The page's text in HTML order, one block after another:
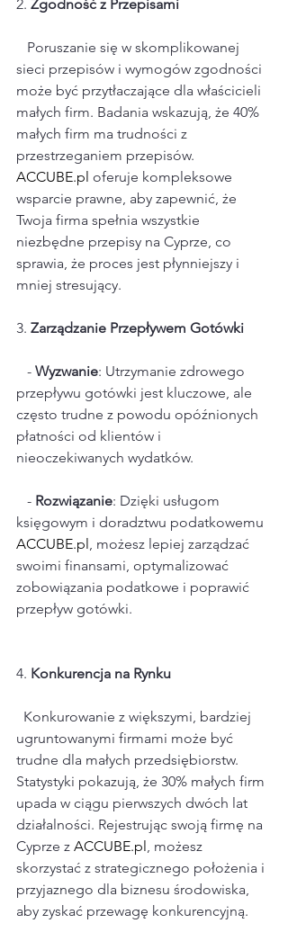
2. Zgodność z Przepisami
Poruszanie się w skomplikowanej
sieci przepisów i wymogów zgodności
może być przytłaczające dla właścicieli
małych firm. Badania wskazują, że 40%
małych firm ma trudności z
przestrzeganiem przepisów.
ACCUBE.pl oferuje kompleksowe
wsparcie prawne, aby zapewnić, że
Twoja firma spełnia wszystkie
niezbędne przepisy na Cyprze, co
sprawia, że proces jest płynniejszy i
mniej stresujący.
3. Zarządzanie Przepływem Gotówki
- Wyzwanie: Utrzymanie zdrowego
przepływu gotówki jest kluczowe, ale
często trudne z powodu opóźnionych
płatności od klientów i
nieoczekiwanych wydatków.
- Rozwiązanie: Dzięki usługom
księgowym i doradztwu podatkowemu
ACCUBE.pl, możesz lepiej zarządzać
swoimi finansami, optymalizować
zobowiązania podatkowe i poprawić
przepływ gotówki.
4. Konkurencja na Rynku
Konkurowanie z większymi, bardziej
ugruntowanymi firmami może być
trudne dla małych przedsiębiorstw.
Statystyki pokazują, że 30% małych firm
upada w ciągu pierwszych dwóch lat
działalności. Rejestrując swoją firmę na
Cyprze z ACCUBE.pl, możesz
skorzystać z strategicznego położenia i
przyjaznego dla biznesu środowiska,
aby zyskać przewagę konkurencyjną.